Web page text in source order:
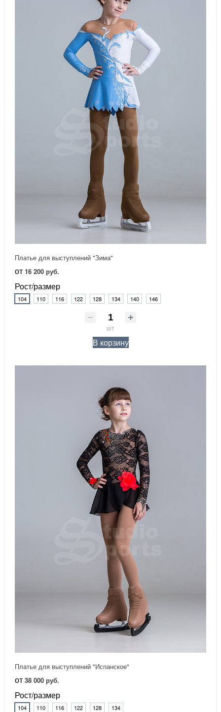
Платье для выступлений "Зима"
от 16 200 руб.
Рост/размер
104 110 116 122 128 134 140 146
шт
В корзину
Платье для выступлений "Испанское"
от 38 000 руб.
Рост/размер
104 110 116 122 128 134